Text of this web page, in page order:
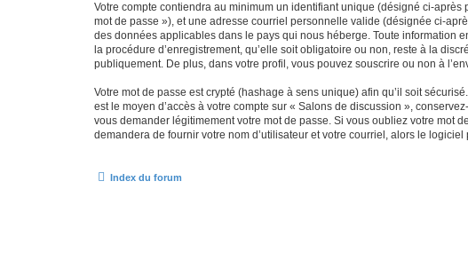
Votre compte contiendra au minimum un identifiant unique (désigné ci-
mot de passe »), et une adresse courriel personnelle valide (désignée ci-
des données applicables dans le pays qui nous héberge. Toute information
la procédure d’enregistrement, qu’elle soit obligatoire ou non, reste à la
publiquement. De plus, dans votre profil, vous pouvez souscrire ou non à
Votre mot de passe est crypté (hashage à sens unique) afin qu’il soit
est le moyen d’accès à votre compte sur « Salons de discussion »,
vous demander légitimement votre mot de passe. Si vous oubliez votre mot
demandera de fournir votre nom d’utilisateur et votre courriel, alors le
Index du forum